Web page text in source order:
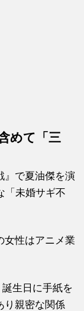
めて「三
』で夏油傑を演
「未婚サギ不
女性はアニメ業
生日に手紙を
り親密な関係